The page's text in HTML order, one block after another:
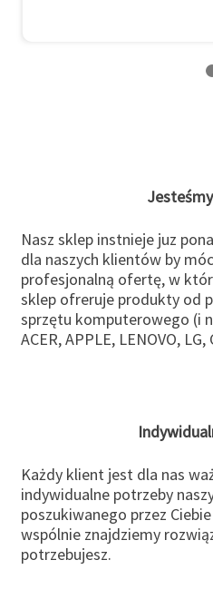
Nasz sklep instnieje juz
dla naszych klientów by
profesjonalną ofertę, w
sklep ofreruje produkty od
sprzętu komputerowego (i
ACER, APPLE, LENOVO, LG,
Każdy klient jest dla nas
indywidualne potrzeby
poszukiwanego przez
wspólnie znajdziemy
potrzebujesz.